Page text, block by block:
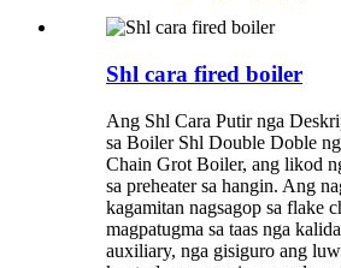
Shl cara fired boiler
Ang Shl Cara Putir nga
sa Boiler Shl Double Doble
Chain Grot Boiler, ang likod
sa preheater sa hangin. Ang
kagamitan nagsagop sa flake
magpatugma sa taas nga
auxiliary, nga gisiguro ang